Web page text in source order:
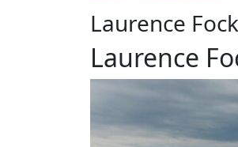
Laurence
Laurence